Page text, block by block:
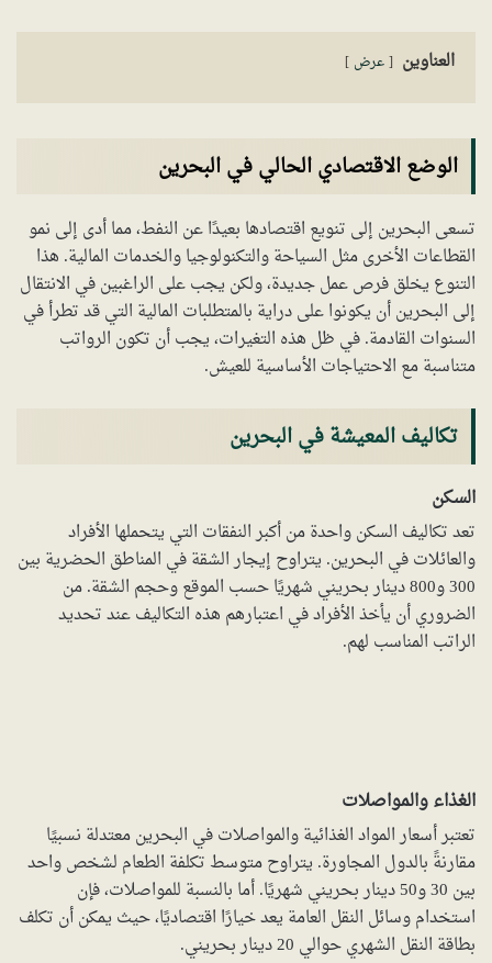
العناوين عرض
الوضع الاقتصادي الحالي في البحرين
تسعى البحرين إلى تنويع اقتصادها بعيدًا عن النفط، مما أدى إلى نمو
القطاعات الأخرى مثل السياحة والتكنولوجيا والخدمات المالية. هذا
التنوع يخلق فرص عمل جديدة، ولكن يجب على الراغبين في الانتقال
إلى البحرين أن يكونوا على دراية بالمتطلبات المالية التي قد تطرأ في
السنوات القادمة. في ظل هذه التغيرات، يجب أن تكون الرواتب
متناسبة مع الاحتياجات الأساسية للعيش.
تكاليف المعيشة في البحرين
السكن
تعد تكاليف السكن واحدة من أكبر النفقات التي يتحملها الأفراد
والعائلات في البحرين. يتراوح إيجار الشقة في المناطق الحضرية بين
300 و800 دينار بحريني شهريًا حسب الموقع وحجم الشقة. من
الضروري أن يأخذ الأفراد في اعتبارهم هذه التكاليف عند تحديد
الراتب المناسب لهم.
الغذاء والمواصلات
تعتبر أسعار المواد الغذائية والمواصلات في البحرين معتدلة نسبيًا
مقارنةً بالدول المجاورة. يتراوح متوسط تكلفة الطعام لشخص واحد
بين 30 و50 دينار بحريني شهريًا. أما بالنسبة للمواصلات، فإن
استخدام وسائل النقل العامة يعد خيارًا اقتصاديًا، حيث يمكن أن تكلف
بطاقة النقل الشهري حوالي 20 دينار بحريني.